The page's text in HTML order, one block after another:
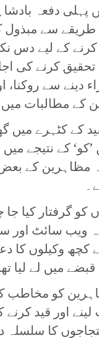
دفعہ
سے مبذول
کے لیے دس
کرنے کی
دینے سے
کے مطالبات
کے کٹہرے میں
جو 2014ء میں
مظاہرین کے
28 رہنماؤں کو
2200 سے زیادہ ویب
کچھ وکیلوں
میں لے لیا
کو
اور قید
کا سلسلہ